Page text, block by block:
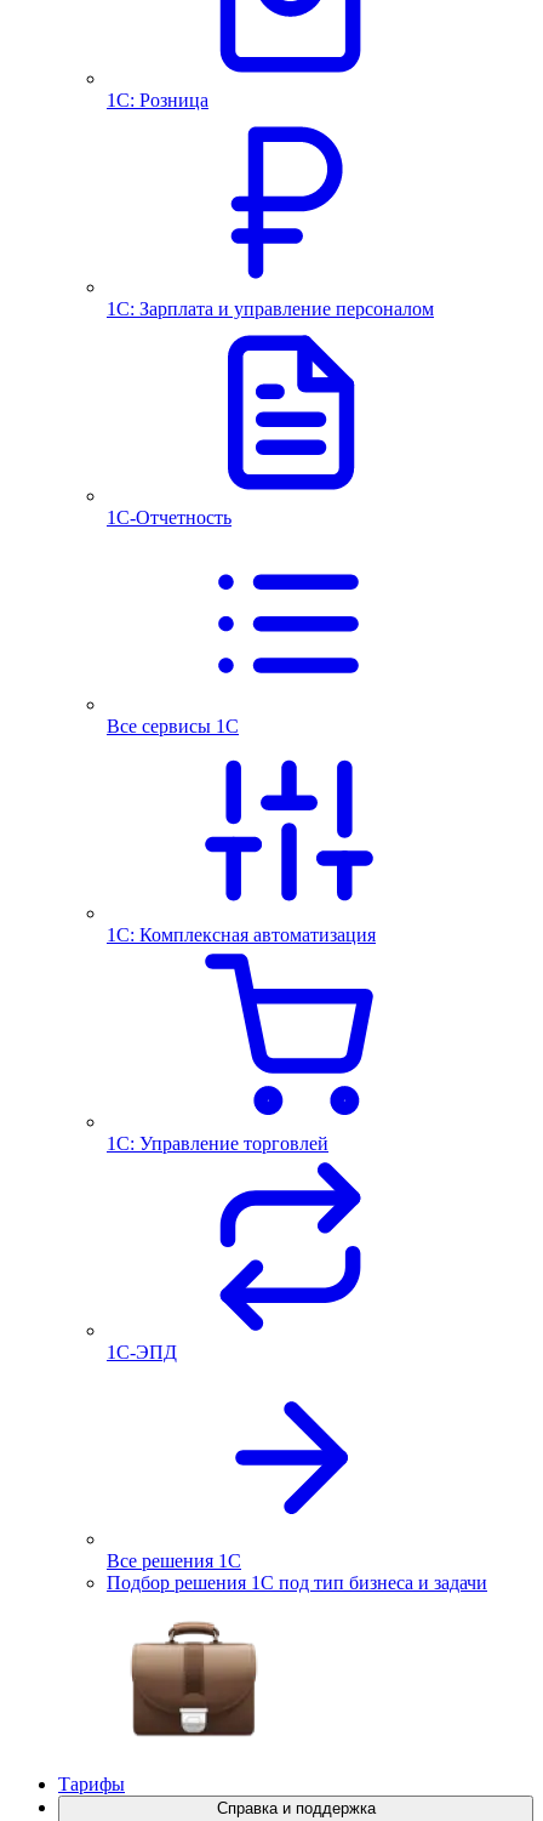
1С: Розница
1С: Зарплата и управление персоналом
1С-Отчетность
Все сервисы 1С
1С: Комплексная автоматизация
1С: Управление торговлей
1С-ЭПД
Все решения 1С
Подбор решения 1С под тип бизнеса и задачи
Тарифы
Справка и поддержка